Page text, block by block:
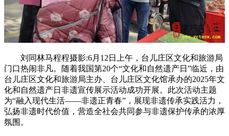
刘同林马程程摄影:6月12日上午，台儿庄区文化和旅游局
门口热闹非凡。随着我国第20个“文化和自然遗产日”临近，由
台儿庄区文化和旅游局主办、台儿庄区文化馆承办的2025年文
化和自然遗产日非遗宣传展示活动成功开展。此次活动主题
为“融入现代生活——非遗正青春”，展现非遗传承实践活力，
弘扬非遗时代价值，营造全社会共同参与非遗保护传承的浓厚
氛围。